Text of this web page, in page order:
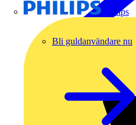
Philips
Bli guldanvändare nu